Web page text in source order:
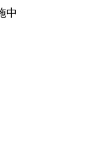
中